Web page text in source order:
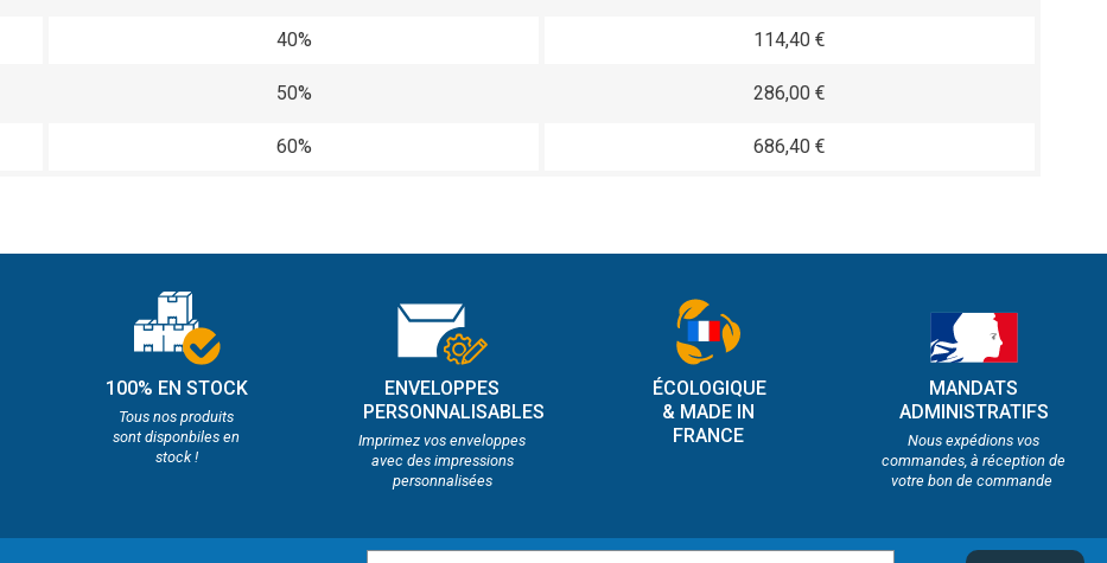
40% 114,40 €
50% 286,00 €
60% 686,40 €
100% EN STOCK
Tous nos produits
sont disponbiles en
stock !
ENVELOPPES
PERSONNALISABLES
Imprimez vos enveloppes
avec des impressions
personnalisées
ÉCOLOGIQUE
& MADE IN
FRANCE
MANDATS
ADMINISTRATIFS
Nous expédions vos
commandes, à réception de
votre bon de commande